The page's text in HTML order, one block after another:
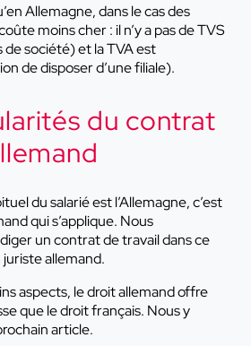
Allemagne, dans le cas des
moins cher : il n’y a pas de TVS
de société) et la TVA est
de disposer d’une filiale).
du contrat
du salarié est l’Allemagne, c’est
qui s’applique. Nous
un contrat de travail dans ce
juriste allemand.
aspects, le droit allemand offre
que le droit français. Nous y
article.